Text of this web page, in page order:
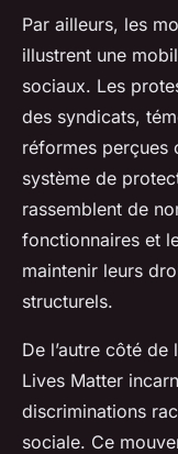
Par ailleurs, les
illustrent une
sociaux. Les
des syndicats,
réformes perçues
système de
rassemblent de
fonctionnaires et
maintenir leurs
structurels.
De l’autre côté de
Lives Matter
discriminations
sociale. Ce